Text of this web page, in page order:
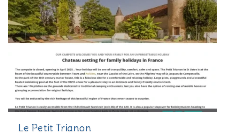
Le Petit Trianon